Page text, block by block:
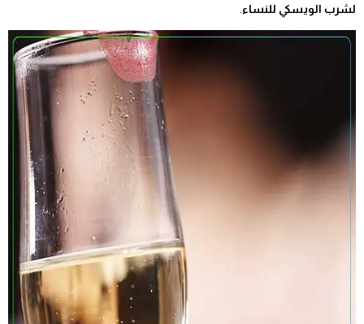
لشرب الويسكي للنساء.